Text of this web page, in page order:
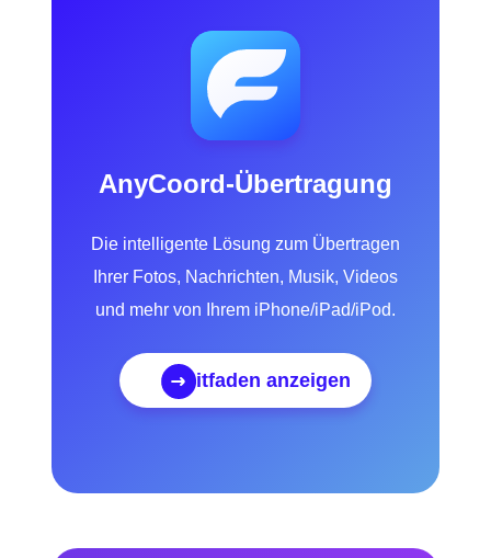
AnyCoord-Übertragung
Die intelligente Lösung zum Übertragen
Ihrer Fotos, Nachrichten, Musik, Videos
und mehr von Ihrem iPhone/iPad/iPod.
Leitfaden anzeigen